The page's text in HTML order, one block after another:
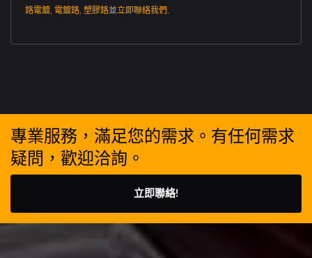
鉻電鍍 電鍍鉻 塑膠鉻並立即聯絡我們
專業服務，滿足您的需求。有任何需求
疑問，歡迎洽詢。
立即聯絡!